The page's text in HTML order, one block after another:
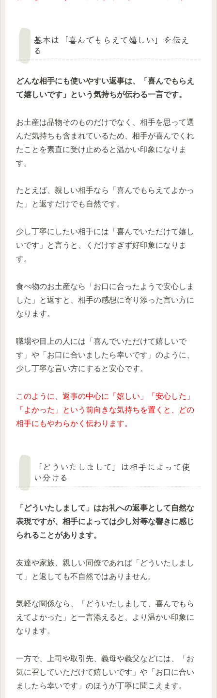
基本は「喜んでもらえて嬉しい」を伝え
る
どんな相手にも使いやすい返事は、「喜んでもらえ
て嬉しいです」という気持ちが伝わる一言です。
お土産は品物そのものだけでなく、相手を思って選
んだ気持ちも含まれているため、相手が喜んでくれ
たことを素直に受け止めると温かい印象になりま
す。
たとえば、親しい相手なら「喜んでもらえてよかっ
た」と返すだけでも自然です。
少し丁寧にしたい相手には「喜んでいただけて嬉し
いです」と言うと、くだけすぎず好印象になりま
す。
食べ物のお土産なら「お口に合ったようで安心しま
した」と返すと、相手の感想に寄り添った言い方に
なります。
職場や目上の人には「喜んでいただけて嬉しいで
す」や「お口に合いましたら幸いです」のように、
少し丁寧な言い方にすると安心です。
このように、返事の中心に「嬉しい」「安心した」
「よかった」という前向きな気持ちを置くと、どの
相手にもやわらかく伝わります。
「どういたしまして」は相手によって使
い分ける
「どういたしまして」はお礼への返事として自然な
表現ですが、相手によっては少し対等な響きに感じ
られることがあります。
友達や家族、親しい同僚であれば「どういたしまし
て」と返しても不自然ではありません。
気軽な関係なら、「どういたしまして、喜んでもら
えてよかった」と一言添えると、より温かい印象に
なります。
一方で、上司や取引先、義母や義父などには、「お
気に召していただけて嬉しいです」や「お口に合い
ましたら幸いです」のほうが丁寧に聞こえます。